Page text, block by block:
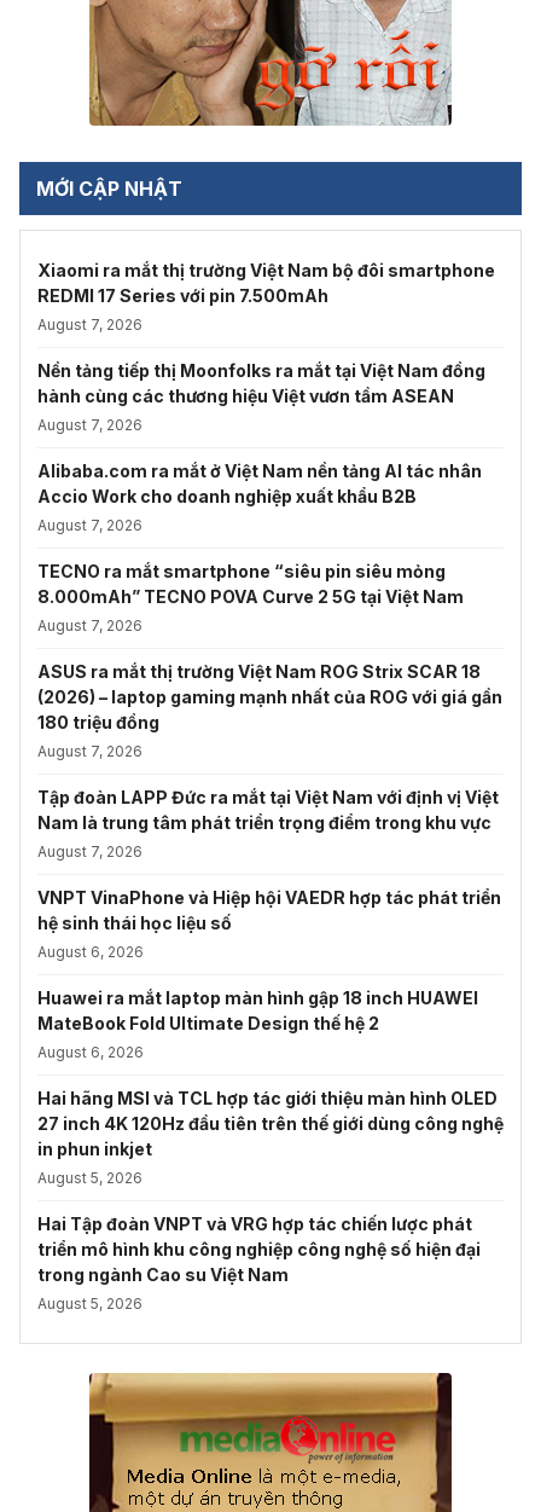
MỚI CẬP NHẬT
Xiaomi ra mắt thị trường Việt Nam bộ đôi smartphone
REDMI 17 Series với pin 7.500mAh
August 7, 2026
Nền tảng tiếp thị Moonfolks ra mắt tại Việt Nam đồng
hành cùng các thương hiệu Việt vươn tầm ASEAN
August 7, 2026
Alibaba.com ra mắt ở Việt Nam nền tảng AI tác nhân
Accio Work cho doanh nghiệp xuất khẩu B2B
August 7, 2026
TECNO ra mắt smartphone “siêu pin siêu mỏng
8.000mAh” TECNO POVA Curve 2 5G tại Việt Nam
August 7, 2026
ASUS ra mắt thị trường Việt Nam ROG Strix SCAR 18
(2026) – laptop gaming mạnh nhất của ROG với giá gần
180 triệu đồng
August 7, 2026
Tập đoàn LAPP Đức ra mắt tại Việt Nam với định vị Việt
Nam là trung tâm phát triển trọng điểm trong khu vực
August 7, 2026
VNPT VinaPhone và Hiệp hội VAEDR hợp tác phát triển
hệ sinh thái học liệu số
August 6, 2026
Huawei ra mắt laptop màn hình gập 18 inch HUAWEI
MateBook Fold Ultimate Design thế hệ 2
August 6, 2026
Hai hãng MSI và TCL hợp tác giới thiệu màn hình OLED
27 inch 4K 120Hz đầu tiên trên thế giới dùng công nghệ
in phun inkjet
August 5, 2026
Hai Tập đoàn VNPT và VRG hợp tác chiến lược phát
triển mô hình khu công nghiệp công nghệ số hiện đại
trong ngành Cao su Việt Nam
August 5, 2026